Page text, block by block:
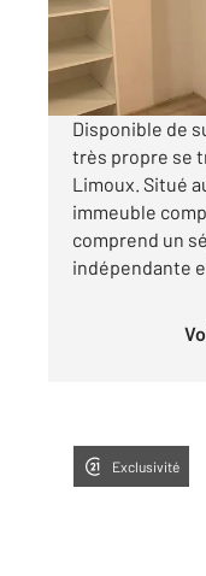
470 €
par mois charges
Disponible de
très propre se
Limoux. Situé
immeuble
comprend un
indépendante
Exclusivité